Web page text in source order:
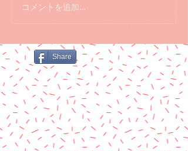
コメントを追加…
Share